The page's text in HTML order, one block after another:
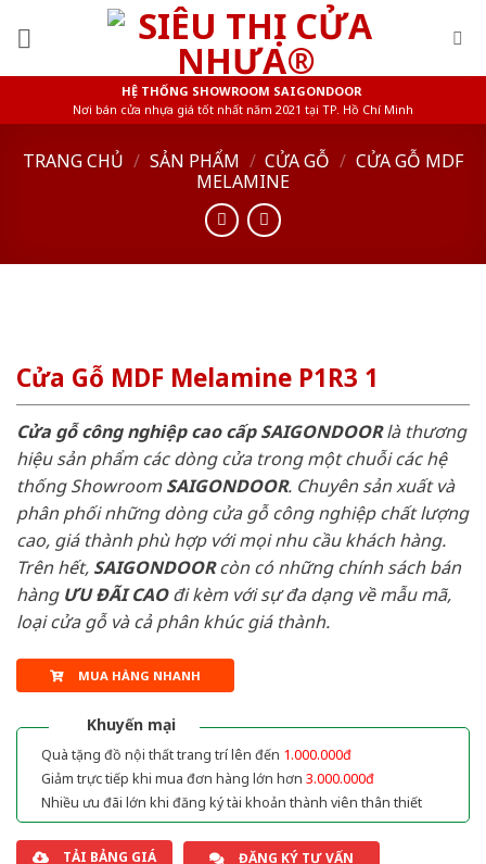
HỆ THỐNG SHOWROOM SAIGONDOOR
Nơi bán cửa nhựa giá tốt nhất năm 2021 tại TP. Hồ Chí Minh
TRANG CHỦ / SẢN PHẨM / CỬA GỖ / CỬA GỖ MDF
MELAMINE
Cửa Gỗ MDF Melamine P1R3 1
Cửa gỗ công nghiệp cao cấp SAIGONDOORlà thương
hiệu sản phẩm các dòng cửa trong một chuỗi các hệ
thống ShowroomSAIGONDOOR. Chuyên sản xuất và
phân phối những dòng cửa gỗ công nghiệp chất lượng
cao, giá thành phù hợp với mọi nhu cầu khách hàng.
Trên hết, SAIGONDOORcòn có những chính sách bán
hàng ƯU ĐÃI CAOđi kèm với sự đa dạng về mẫu mã,
loại cửa gỗ và cả phân khúc giá thành.
MUA HÀNG NHANH
Khuyến mại
Quà tặng đồ nội thất trang trí lên đến 1.000.000đ
Giảm trực tiếp khi mua đơn hàng lớn hơn 3.000.000đ
Nhiều ưu đãi lớn khi đăng ký tài khoản thành viên thân thiết
TẢI BẢNG GIÁ ĐĂNG KÝ TƯ VẤN